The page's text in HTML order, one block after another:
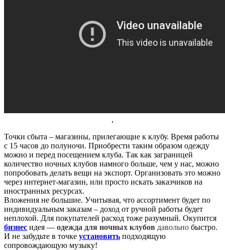
,
Точки сбыта – магазины, прилегающие к клубу. Время работы
с 15 часов до полуночи. Приобрести таким образом одежду
можно и перед посещением клуба. Так как заграницей
количество ночных клубов намного больше, чем у нас, можно
попробовать делать вещи на экспорт. Организовать это можно
через интернет-магазин, или просто искать заказчиков на
иностранных ресурсах.
Вложения не большие. Учитывая, что ассортимент будет по
индивидуальным заказам – доход от ручной работы будет
неплохой. Для покупателей расход тоже разумный. Окупится
бизнес идея — одежда для ночных клубов давольно быстро.
И не забудьте в точке установить подходящую
сопровождающую музыку!